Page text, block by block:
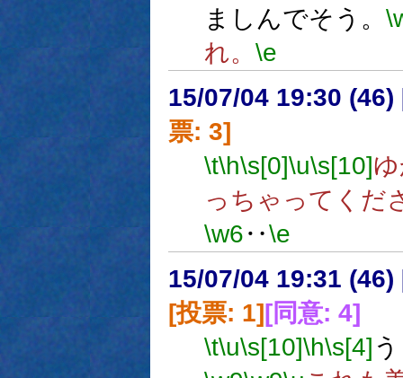
ましんでそう。
れ。 \e
15/07/04 19:30 (46)
票: 3]
\t\h\s[0]\u\s[10]
っちゃってくだ
\w6‥\e
15/07/04 19:31 (46)
[投票: 1] [同意: 4]
\t\u\s[10]\h\s[4]